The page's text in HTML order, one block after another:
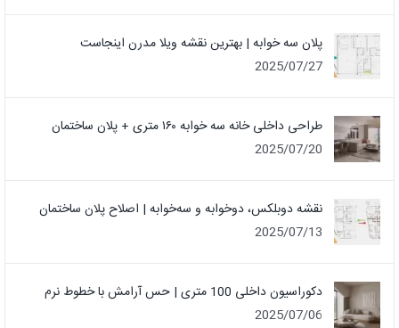
پلان سه خوابه | بهترین نقشه ویلا مدرن اینجاست
2025/07/27
طراحی داخلی خانه سه خوابه ۱۶۰ متری + پلان ساختمان
2025/07/20
نقشه دوبلکس، دوخوابه و سه‌خوابه | اصلاح پلان ساختمان
2025/07/13
دکوراسیون داخلی 100 متری | حس آرامش با خطوط نرم
2025/07/06